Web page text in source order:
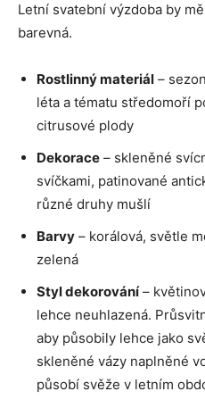
Letní svatební výzdoba by
barevná.
Rostlinný materiál –
léta a tématu středomoří
citrusové plody
Dekorace – skleněné
svíčkami, patinované
různé druhy mušlí
Barvy – korálová, světle
zelená
Styl dekorování–
lehce neuhlazená.
aby působily lehce jako
skleněné vázy naplněné
působí svěže v letním